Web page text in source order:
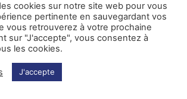
cookies sur notre site web pour vous
pertinente en sauvegardant vos
vous retrouverez à votre prochaine
sur "J'accepte", vous consentez à
les cookies.
J'accepte